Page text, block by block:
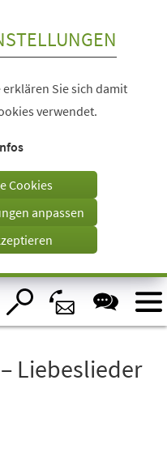
Sie sich damit
verwendet.
Cookies
anpassen
Liebeslieder